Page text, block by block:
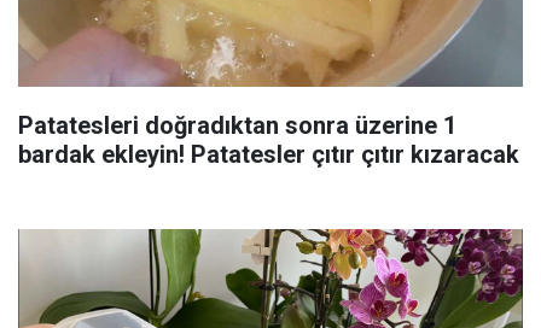
Patatesleri doğradıktan sonra üzerine 1
bardak ekleyin! Patatesler çıtır çıtır kızaracak